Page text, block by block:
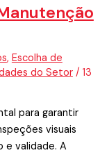
, Escolha de
do Setor/ 13
para garantir
visuais
e validade. A